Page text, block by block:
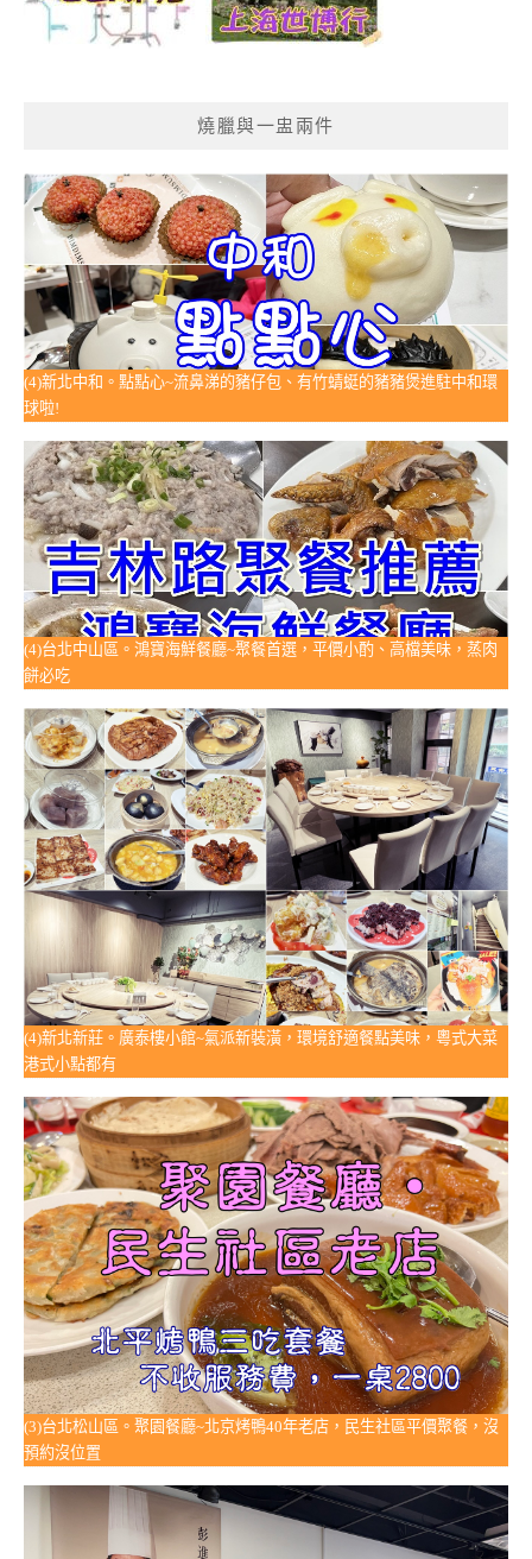
燒臘與一盅兩件
(4)新北中和。點點心~流鼻涕的豬仔包、有竹蜻蜓的豬豬煲進駐中和環
球啦!
(4)台北中山區。鴻寶海鮮餐廳~聚餐首選，平價小酌、高檔美味，蒸肉
餅必吃
(4)新北新莊。廣泰樓小館~氣派新裝潢，環境舒適餐點美味，粵式大菜
港式小點都有
(3)台北松山區。聚園餐廳~北京烤鴨40年老店，民生社區平價聚餐，沒
預約沒位置